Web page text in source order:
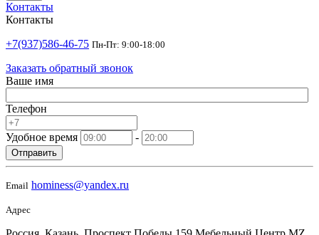
Контакты
Контакты
+7(937)586-46-75 Пн-Пт: 9:00-18:00
Заказать обратный звонок
Ваше имя
Телефон
Удобное время -
Отправить
Email hominess@yandex.ru
Адрес